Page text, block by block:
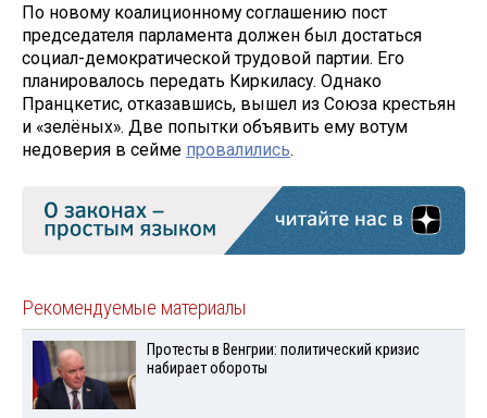
По новому коалиционному соглашению пост
председателя парламента должен был достаться
социал-демократической трудовой партии. Его
планировалось передать Киркиласу. Однако
Пранцкетис, отказавшись, вышел из Союза крестьян
и «зелёных». Две попытки объявить ему вотум
недоверия в сейме провалились.
Рекомендуемые материалы
Протесты в Венгрии: политический кризис
набирает обороты